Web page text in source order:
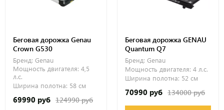
Беговая дорожка Genau
Crown G530
Бренд: Genau
Мощность двигателя: 4,5
л.с.
Ширина полотна: 58 см
69990 руб 124990 руб
Беговая дорожка GENAU
Quantum Q7
Бренд: Genau
Мощность двигателя: 4 л.с.
Ширина полотна: 52 см
70990 руб 134000 руб